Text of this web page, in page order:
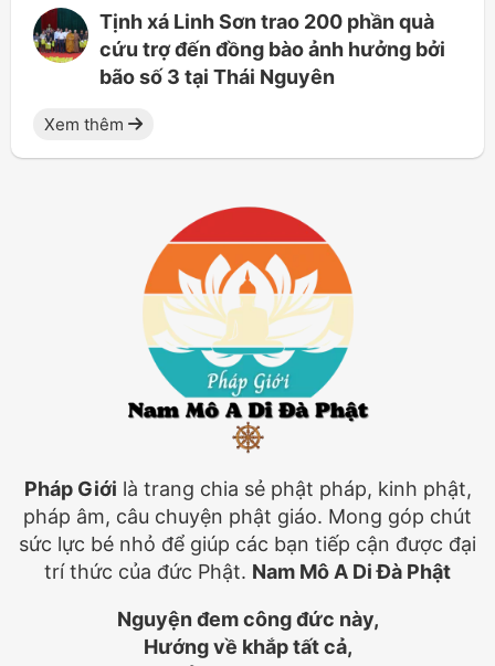
Tịnh xá Linh Sơn trao 200 phần quà
cứu trợ đến đồng bào ảnh hưởng bởi
bão số 3 tại Thái Nguyên
Xem thêm
Pháp Giới là trang chia sẻ phật pháp, kinh phật,
pháp âm, câu chuyện phật giáo. Mong góp chút
sức lực bé nhỏ để giúp các bạn tiếp cận được đại
trí thức của đức Phật. Nam Mô A Di Đà Phật
Nguyện đem công đức này,
Hướng về khắp tất cả,